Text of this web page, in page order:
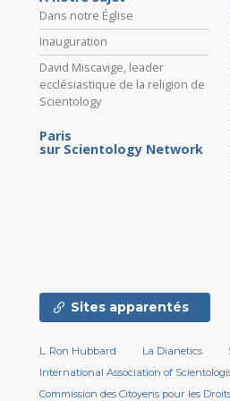
Dans notre Église
Inauguration
David Miscavige, leader
ecclésiastique de la religion de
Scientology
Paris
sur Scientology Network
Sites apparentés
L. Ron Hubbard La Dianetics
International Association of
Commission des Citoyens pour les